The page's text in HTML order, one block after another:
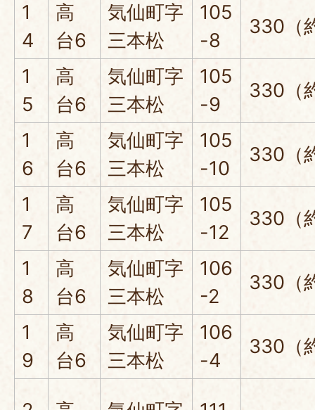
1
4
高
台6
気仙町字
三本松
105
-8
330（
1
5
高
台6
気仙町字
三本松
105
-9
330（
1
6
高
台6
気仙町字
三本松
105
-10
330（
1
7
高
台6
気仙町字
三本松
105
-12
330（
1
8
高
台6
気仙町字
三本松
106
-2
330（
1
9
高
台6
気仙町字
三本松
106
-4
330（